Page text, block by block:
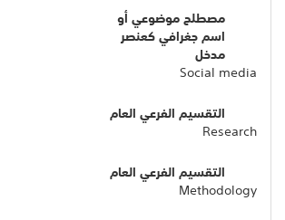
مصطلح موضوعي أو
اسم جغرافي كعنصر
مدخل
Social media
التقسيم الفرعي العام
Research
التقسيم الفرعي العام
Methodology